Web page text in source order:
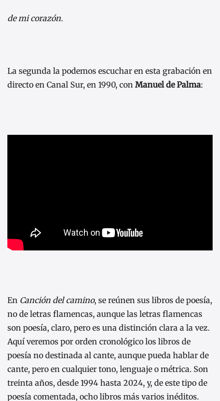
de mi corazón.
La segunda la podemos escuchar en esta grabación en
directo en Canal Sur, en 1990, con Manuel de Palma:
En Canción del camino, se reúnen sus libros de poesía,
no de letras flamencas, aunque las letras flamencas
son poesía, claro, pero es una distinción clara a la vez.
Aquí veremos por orden cronológico los libros de
poesía no destinada al cante, aunque pueda hablar de
cante, pero en cualquier tono, lenguaje o métrica. Son
treinta años, desde 1994 hasta 2024, y, de este tipo de
poesía comentada, ocho libros más varios inéditos.